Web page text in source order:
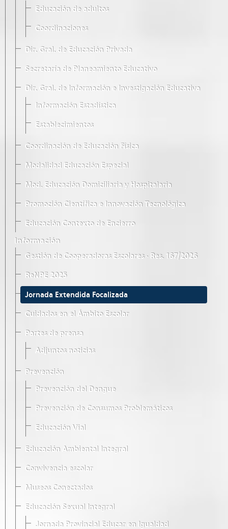
Educación de adultos
Coordinaciones
Dir. Gral. de Educación Privada
Secretaría de Planeamiento Educativo
Dir. Gral. de Información e Investigación Educativa
Información Estadística
Establecimientos
Coordinación de Educación Física
Modalidad Educación Especial
Mod. Educación Domiciliaria y Hospitalaria
Promoción Científica e Innovación Tecnológica
Educación Contexto de Encierro
Información
Gestión de Cooperadoras Escolares · Res. 167/2026
ReNPE 2025
Jornada Extendida Focalizada
Cuidados en el Ámbito Escolar
Partes de prensa
Adjuntos noticias
Prevención
Prevención del Dengue
Prevención de Consumos Problemáticos
Educación Vial
Educación Ambiental Integral
Convivencia escolar
Museos Conectados
Educación Sexual Integral
Jornada Provincial Educar en Igualdad